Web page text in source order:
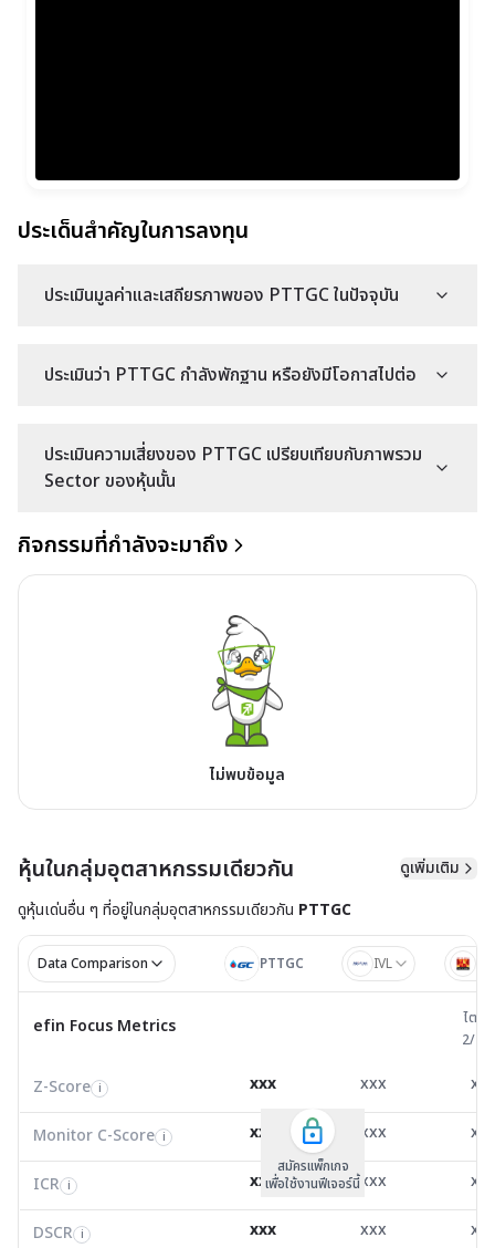
ประเด็นสำคัญในการลงทุน
ประเมินมูลค่าและเสถียรภาพของ PTTGC ในปัจจุบัน
ประเมินว่า PTTGC กำลังพักฐาน หรือยังมีโอกาสไปต่อ
ประเมินความเสี่ยงของ PTTGC เปรียบเทียบกับภาพรวม
Sector ของหุ้นนั้น
กิจกรรมที่กำลังจะมาถึง
ไม่พบข้อมูล
หุ้นในกลุ่มอุตสาหกรรมเดียวกัน
ดูเพิ่มเติม
ดูหุ้นเด่นอื่น ๆ ที่อยู่ในกลุ่มอุตสาหกรรมเดียวกัน PTTGC
Data Comparison PTTGC IVL
efin Focus Metrics ไตรมาส
Z-Score i 1.58 1.19
Monitor C-Score
0.00 0.00
ICR i 7.48 0.26
DSCR
EV/EBITDA
10.80 16.76
efin Focus Metrics
ไตรม
2/
Z-Score i
Monitor C-Score i
ICR i
DSCR i
สมัครแพ็คเกจ B
เพื่อใช้งานฟีเจอร์นี้
EV/EBITDA
FCF Yield i
FCF/Net Income
Net Debt/EBITDA
สมัครแพ็คเกจ B
เพื่อใช้งานฟีเจอร์นี้
Z-Score i xxx xxx
Monitor C-Score i xxx xxx
ICR i xxx xxx
DSCR i xxx xxx
สมัครแพ็กเกจ
เพื่อใช้งานฟีเจอร์นี้